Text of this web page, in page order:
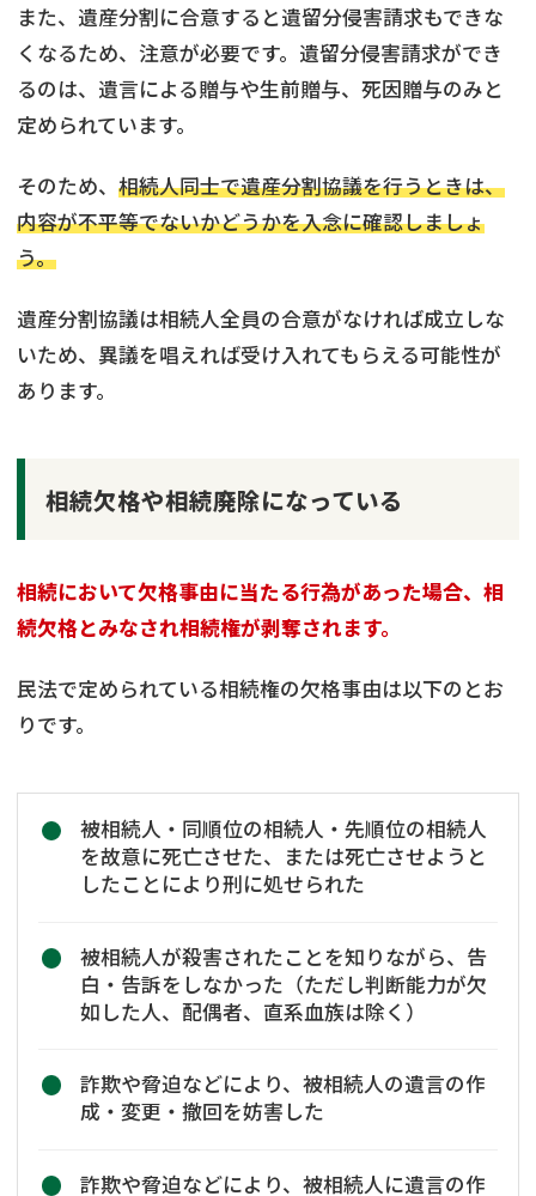
また、遺産分割に合意すると遺留分侵害請求もできな
くなるため、注意が必要です。遺留分侵害請求ができ
るのは、遺言による贈与や生前贈与、死因贈与のみと
定められています。
そのため、 相続人同士で遺産分割協議を行うときは、
内容が不平等でないかどうかを入念に確認しましょ
う。
遺産分割協議は相続人全員の合意がなければ成立しな
いため、異議を唱えれば受け入れてもらえる可能性が
あります。
相続欠格や相続廃除になっている
相続において欠格事由に当たる行為があった場合、相
続欠格とみなされ相続権が剥奪されます。
民法で定められている相続権の欠格事由は以下のとお
りです。
被相続人・同順位の相続人・先順位の相続人
を故意に死亡させた、または死亡させようと
したことにより刑に処せられた
被相続人が殺害されたことを知りながら、告
白・告訴をしなかった（ただし判断能力が欠
如した人、配偶者、直系血族は除く）
詐欺や脅迫などにより、被相続人の遺言の作
成・変更・撤回を妨害した
詐欺や脅迫などにより、被相続人に遺言の作